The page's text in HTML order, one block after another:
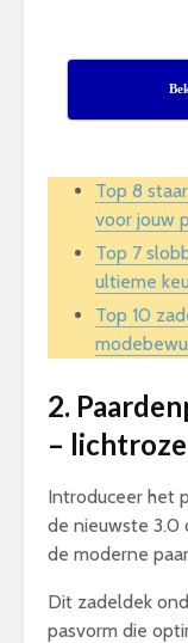
Top 8
voor jouw
Top 7
ultieme
Top 10
2.
– lichtroze
Introduceer het
de nieuwste 3.0
de moderne
Dit zadeldek
pasvorm die